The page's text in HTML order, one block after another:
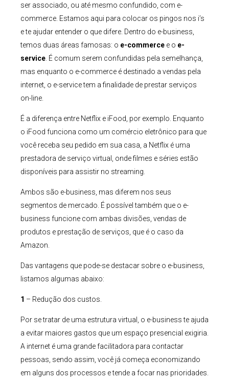
ser associado, ou até mesmo confundido, com e-
commerce. Estamos aqui para colocar os pingos nos i’s
e te ajudar entender o que difere. Dentro do e-business,
temos duas áreas famosas: o e-commerce e o e-
service . É comum serem confundidas pela semelhança,
mas enquanto o e-commerce é destinado a vendas pela
internet, o e-service tem a finalidade de prestar serviços
on-line.
É a diferença entre Netflix e iFood, por exemplo. Enquanto
o iFood funciona como um comércio eletrônico para que
você receba seu pedido em sua casa, a Netflix é uma
prestadora de serviço virtual, onde filmes e séries estão
disponíveis para assistir no streaming.
Ambos são e-business, mas diferem nos seus
segmentos de mercado. É possível também que o e-
business funcione com ambas divisões, vendas de
produtos e prestação de serviços, que é o caso da
Amazon.
Das vantagens que pode-se destacar sobre o e-business,
listamos algumas abaixo:
1 – Redução dos custos.
Por se tratar de uma estrutura virtual, o e-business te ajuda
a evitar maiores gastos que um espaço presencial exigiria.
A internet é uma grande facilitadora para contactar
pessoas, sendo assim, você já começa economizando
em alguns dos processos e tende a focar nas prioridades.